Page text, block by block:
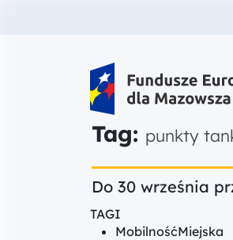
Fundusze
Tag: punkty
Do 30 września
TAGI
MobilnośćMiejska